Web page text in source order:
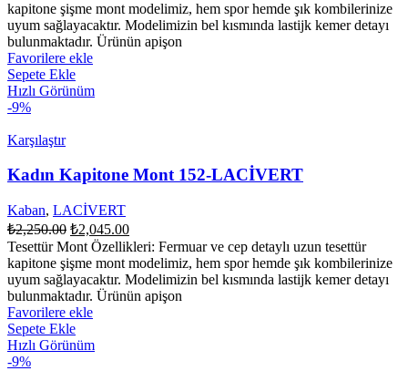
₺2,000.00.fiyat:
₺1,818.00.
kapitone şişme mont modelimiz, hem spor hemde şık kombilerinize
uyum sağlayacaktır. Modelimizin bel kısmında lastijk kemer detayı
bulunmaktadır. Ürünün apişon
Favorilere ekle
Sepete Ekle
Hızlı Görünüm
-9%
Karşılaştır
Kadın Kapitone Mont 152-LACİVERT
Kaban, LACİVERT
₺2,250.00 Orijinal
fiyat:
₺2,250.00.
₺2,045.00Şu
andaki
fiyat:
₺2,045.00.
Tesettür Mont Özellikleri: Fermuar ve cep detaylı uzun tesettür
kapitone şişme mont modelimiz, hem spor hemde şık kombilerinize
uyum sağlayacaktır. Modelimizin bel kısmında lastijk kemer detayı
bulunmaktadır. Ürünün apişon
Favorilere ekle
Sepete Ekle
Hızlı Görünüm
-9%